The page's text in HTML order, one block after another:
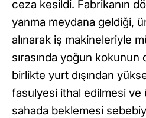
ceza kesildi. Fabrikanın
yanma meydana geldiği,
alınarak iş makineleriyle
sırasında yoğun
birlikte yurt dışından
fasulyesi ithal edilmesi
sahada beklemesi